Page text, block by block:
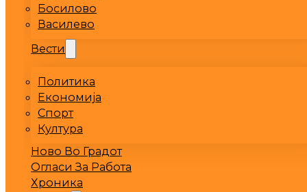
Босилово
Василево
Вести
Политика
Економија
Спорт
Култура
Ново Во Градот
Огласи За Работа
Хроника